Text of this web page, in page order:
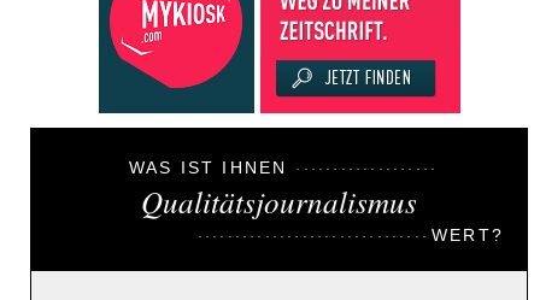
WAS IST IHNEN
Qualitätsjournalismus
WERT?